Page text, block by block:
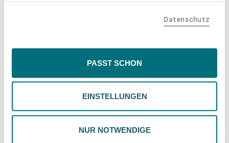
der EU, beispielsweise in den USA, verarbeitet werden
Inhalte eingeschränkt sein könnten. Wähle
deiner Präferenzen. Du kannst deine Wahl jederzeit
ändern. Weitere Informationen findest du in unserer
Datenschutzrichtlinie.
Datenschutz
PASST SCHON
EINSTELLUNGEN
NUR NOTWENDIGE